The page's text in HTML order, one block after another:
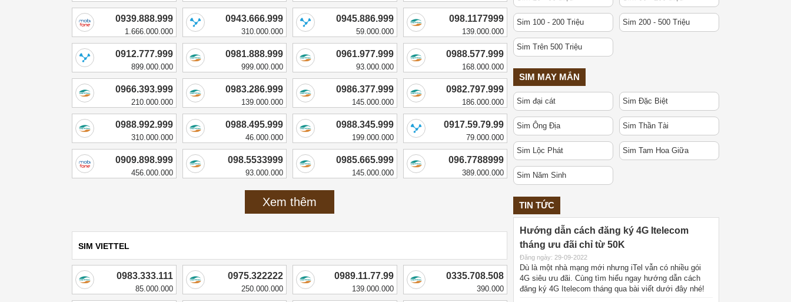
0939.888.999
1.666.000.000
0943.666.999
310.000.000
0945.886.999
59.000.000
098.1177999
139.000.000
0912.777.999
899.000.000
0981.888.999
999.000.000
0961.977.999
93.000.000
0988.577.999
168.000.000
0966.393.999
210.000.000
0983.286.999
139.000.000
0986.377.999
145.000.000
0982.797.999
186.000.000
0988.992.999
310.000.000
0988.495.999
46.000.000
0988.345.999
199.000.000
0917.59.79.99
79.000.000
0909.898.999
456.000.000
098.5533999
93.000.000
0985.665.999
145.000.000
096.7788999
389.000.000
Xem thêm
SIM VIETTEL
0983.333.111
85.000.000
0975.322222
250.000.000
0989.11.77.99
139.000.000
0335.708.508
390.000
Sim 100 - 200 Triệu Sim 200 - 500 Triệu
Sim Trên 500 Triệu
SIM MAY MẮN
Sim đại cát Sim Đặc Biệt
Sim Ông Địa Sim Thần Tài
Sim Lộc Phát Sim Tam Hoa Giữa
Sim Năm Sinh
TIN TỨC
Hướng dẫn cách đăng ký 4G Itelecom
tháng ưu đãi chỉ từ 50K
Đăng ngày: 29-09-2022
Dù là một nhà mạng mới nhưng iTel vẫn có nhiều gói
4G siêu ưu đãi. Cùng tìm hiểu ngay hướng dẫn cách
đăng ký 4G Itelecom tháng qua bài viết dưới đây nhé!